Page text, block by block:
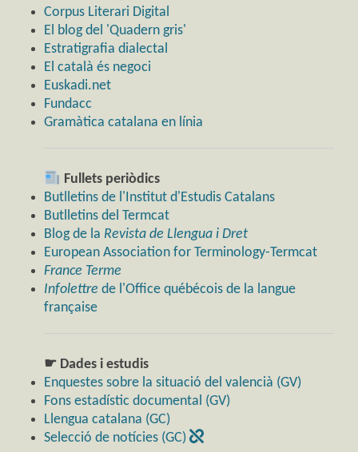
Corpus Literari Digital
El blog del 'Quadern gris'
Estratigrafia dialectal
El català és negoci
Euskadi.net
Fundacc
Gramàtica catalana en línia
Fullets periòdics
Butlletins de l'Institut d'Estudis Catalans
Butlletins del Termcat
Blog de la Revista de Llengua i Dret
European Association for Terminology-Termcat
France Terme
Infolettre de l'Office québécois de la langue
française
☛ Dades i estudis
Enquestes sobre la situació del valencià (GV)
Fons estadístic documental (GV)
Llengua catalana (GC)
Selecció de notícies (GC)